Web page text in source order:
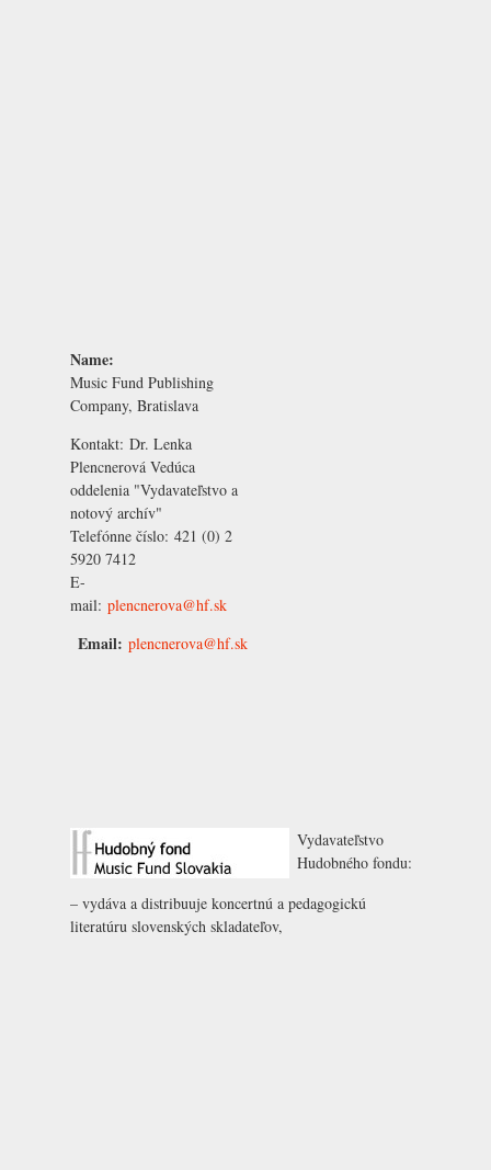
Name:
Music Fund Publishing
Company, Bratislava
Kontakt: Dr. Lenka
Plencnerová Vedúca
oddelenia "Vydavateľstvo a
notový archív"
Telefónne číslo: 421 (0) 2
5920 7412
E-
mail: plencnerova@hf.sk
Email: plencnerova@hf.sk
Vydavateľstvo
Hudobného fondu:
– vydáva a distribuuje koncertnú a pedagogickú
literatúru slovenských skladateľov,